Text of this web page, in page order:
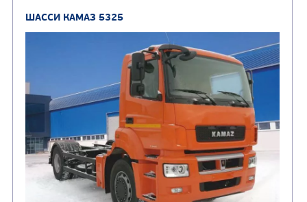
Экологический класс
Узнать цену
ШАССИ КАМАЗ 43502